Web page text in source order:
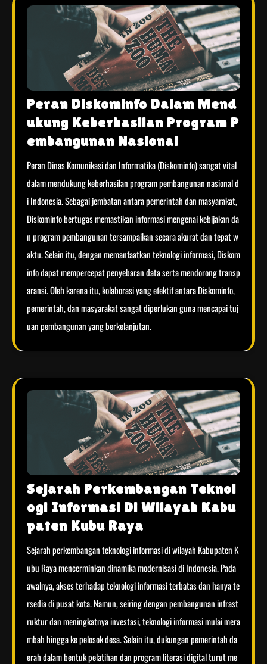
Peran Diskominfo Dalam Mend
ukung Keberhasilan Program P
embangunan Nasional
Peran Dinas Komunikasi dan Informatika (Diskominfo) sangat vital
dalam mendukung keberhasilan program pembangunan nasional d
i Indonesia. Sebagai jembatan antara pemerintah dan masyarakat,
Diskominfo bertugas memastikan informasi mengenai kebijakan da
n program pembangunan tersampaikan secara akurat dan tepat w
aktu. Selain itu, dengan memanfaatkan teknologi informasi, Diskom
info dapat mempercepat penyebaran data serta mendorong transp
aransi. Oleh karena itu, kolaborasi yang efektif antara Diskominfo,
pemerintah, dan masyarakat sangat diperlukan guna mencapai tuj
uan pembangunan yang berkelanjutan.
Sejarah Perkembangan Teknol
ogi Informasi Di Wilayah Kabu
paten Kubu Raya
Sejarah perkembangan teknologi informasi di wilayah Kabupaten K
ubu Raya mencerminkan dinamika modernisasi di Indonesia. Pada
awalnya, akses terhadap teknologi informasi terbatas dan hanya te
rsedia di pusat kota. Namun, seiring dengan pembangunan infrast
ruktur dan meningkatnya investasi, teknologi informasi mulai mera
mbah hingga ke pelosok desa. Selain itu, dukungan pemerintah da
erah dalam bentuk pelatihan dan program literasi digital turut me